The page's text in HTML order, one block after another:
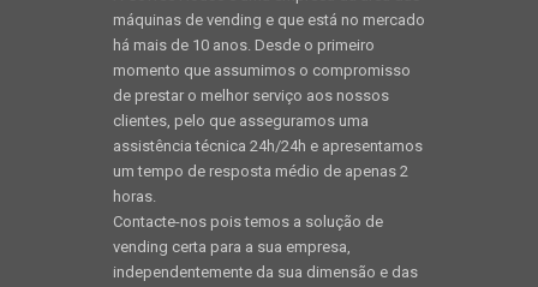
máquinas de vending e que está no mercado
há mais de 10 anos. Desde o primeiro
momento que assumimos o compromisso
de prestar o melhor serviço aos nossos
clientes, pelo que asseguramos uma
assistência técnica 24h/24h e apresentamos
um tempo de resposta médio de apenas 2
horas.
Contacte-nos pois temos a solução de
vending certa para a sua empresa,
independentemente da sua dimensão e das